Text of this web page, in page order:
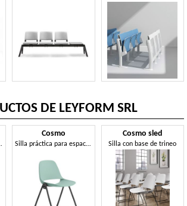
DE LEYFORM SRL
espacio
Cosmo
Silla práctica para espacios públicos.
Cosmo sled
Silla con base de trineo